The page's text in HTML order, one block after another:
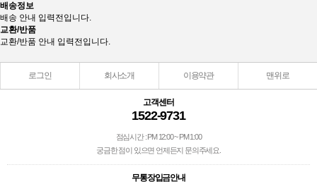
배송정보
배송 안내 입력전입니다.
교환/반품
교환/반품 안내 입력전입니다.
로그인 회사소개 이용약관 맨위로
고객센터
1522-9731
점심시간 : PM 12:00 ~ PM 1:00
궁금한 점이 있으면 언제든지 문의주세요.
무통장입금안내